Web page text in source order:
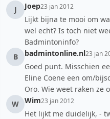
J
Joep23 jan 2012
Lijkt bijna te mooi om
wel echt? Is toch niet
Badmintoninfo?
B
badmintonline.nl23 jan
Goed punt. Misschien
Eline Coene een om/
Oro. Wie weet raken ze
W Wim23 jan 2012
Het lijkt me duidelijk, -